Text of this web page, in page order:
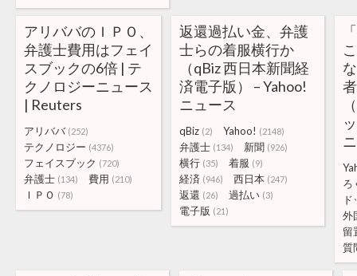
アリババのＩＰＯ、
弁護士費用はフェイ
スブックの6倍 | テ
クノロジーニュース
| Reuters
アリババ (252)
テクノロジー (4376)
フェイスブック (720)
弁護士 (134) 費用 (210)
ＩＰＯ (78)
返還過払い金、弁護
士らの着服横行か
（qBiz 西日本新聞経
済電子版） – Yahoo!
ニュース
qBiz (2) Yahoo! (2148)
弁護士 (134) 新聞 (926)
横行 (35) 着服 (9)
経済 (946) 西日本 (247)
返還 (26) 過払い (3)
電子版 (21)
ろ
外
留
質